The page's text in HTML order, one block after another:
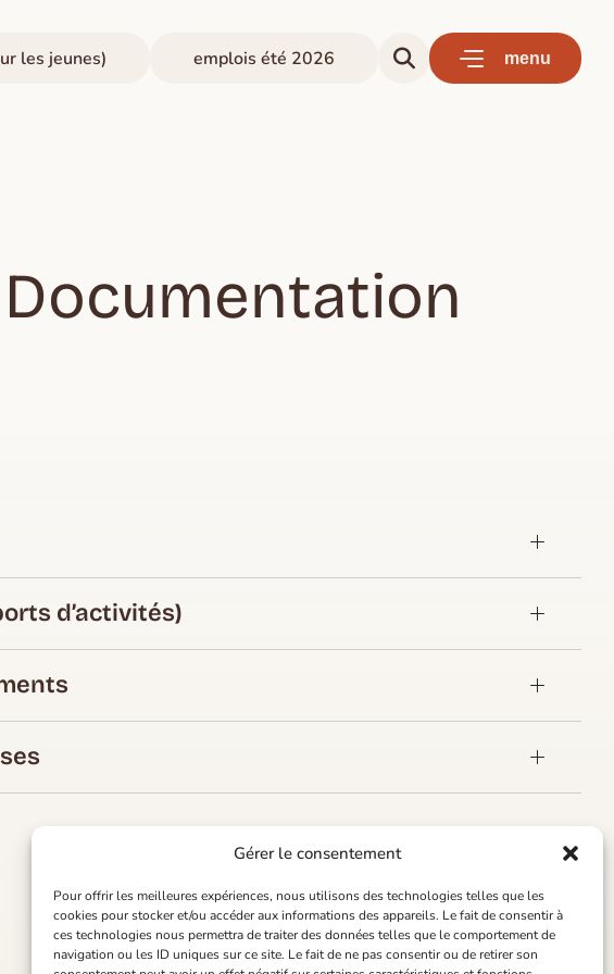
Gérer le consentement
Pour offrir les meilleures expériences, nous utilisons des technologies telles que les
cookies pour stocker et/ou accéder aux informations des appareils. Le fait de consentir à
ces technologies nous permettra de traiter des données telles que le comportement de
navigation ou les ID uniques sur ce site. Le fait de ne pas consentir ou de retirer son
les jeunes) emplois été 2026 menu
Documentation
d’activités)